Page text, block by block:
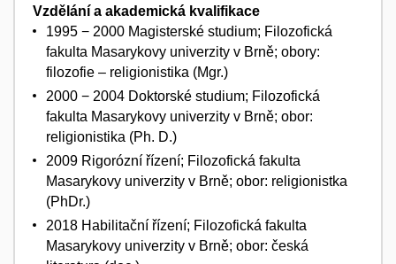
Vzdělání a akademická kvalifikace
1995 − 2000 Magisterské studium; Filozofická
fakulta Masarykovy univerzity v Brně; obory:
filozofie – religionistika (Mgr.)
2000 − 2004 Doktorské studium; Filozofická
fakulta Masarykovy univerzity v Brně; obor:
religionistika (Ph. D.)
2009 Rigorózní řízení; Filozofická fakulta
Masarykovy univerzity v Brně; obor: religionistka
(PhDr.)
2018 Habilitační řízení; Filozofická fakulta
Masarykovy univerzity v Brně; obor: česká